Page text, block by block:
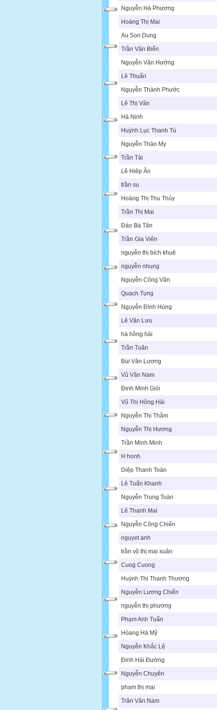
Nguyễn Hà Phương
Hoàng Thị Mai
Au Son Dung
Trần Văn Biển
Nguyễn Văn Hướng
Lê Thuấn
Nguyễn Thành Phước
Lê Thị Vân
Hà Ninh
Huỳnh Lục Thanh Tú
Nguyễn Thảo My
Trần Tài
Lê Hiêp Ân
trần su
Hoàng Thị Thu Thủy
Trần Thị Mai
Đào Bá Tân
Trần Gia Viên
nguyễn thị bích khuê
nguyễn nhung
Nguyễn Công Văn
Quach Tung
Nguyễn Đình Hùng
Lê Văn Lưu
hà hồng hải
Trần Tuân
Bùi Văn Lương
Vũ Văn Nam
Đinh Minh Giỏi
Vũ Thị Hông Hải
Nguyễn Thị Thắm
Nguyễn Thị Hương
Trần Minh Minh
H honh
Diệp Thanh Toàn
Lê Tuấn Khanh
Nguyễn Trung Toàn
Lê Thanh Mai
Nguyễn Công Chiến
nguyet anh
trần võ thị mai xuân
Cuog Cuong
Huỳnh Thị Thanh Thương
Nguyễn Lương Chiến
nguyễn thị phượng
Phạm Anh Tuấn
Hòang Hà Mỹ
Nguyễn Khắc Lệ
Đinh Hải Đường
Nguyễn Chuyên
phạm thị mai
Trân Văn Nam